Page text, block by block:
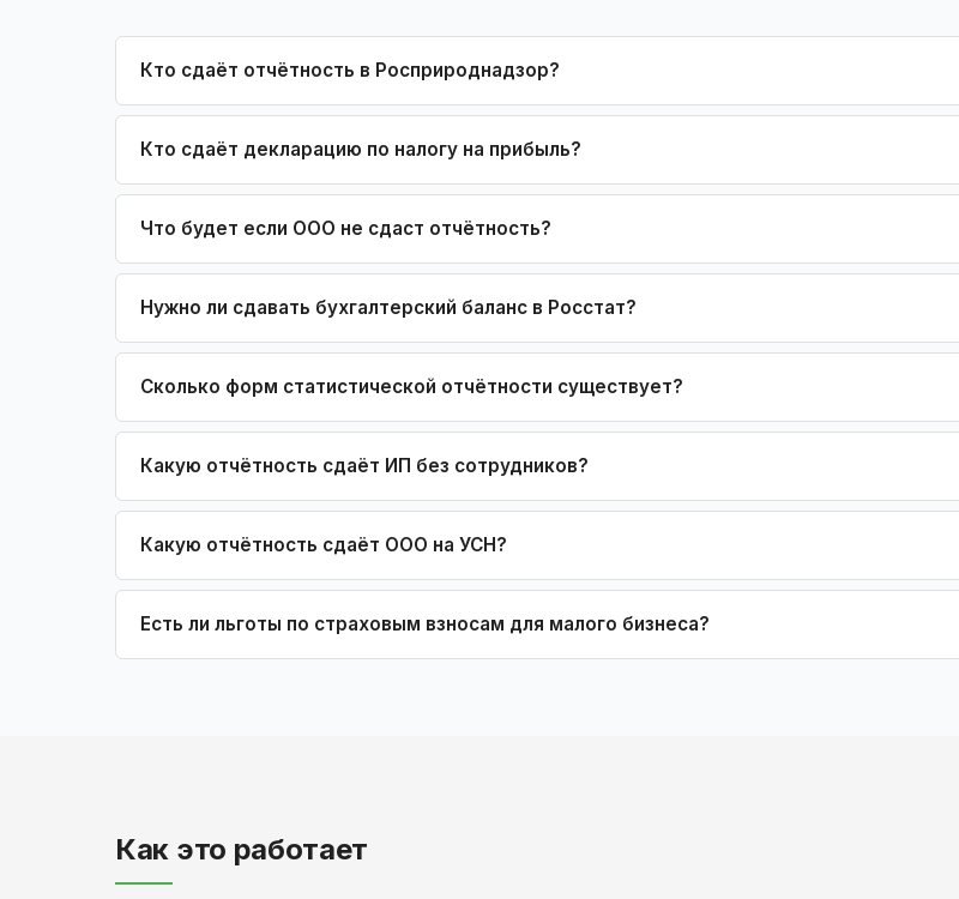
Кто сдаёт отчётность в Росприроднадзор?
Кто сдаёт декларацию по налогу на прибыль?
Что будет если ООО не сдаст отчётность?
Нужно ли сдавать бухгалтерский баланс в Росстат?
Сколько форм статистической отчётности существует?
Какую отчётность сдаёт ИП без сотрудников?
Какую отчётность сдаёт ООО на УСН?
Есть ли льготы по страховым взносам для малого бизнеса?
Как это работает